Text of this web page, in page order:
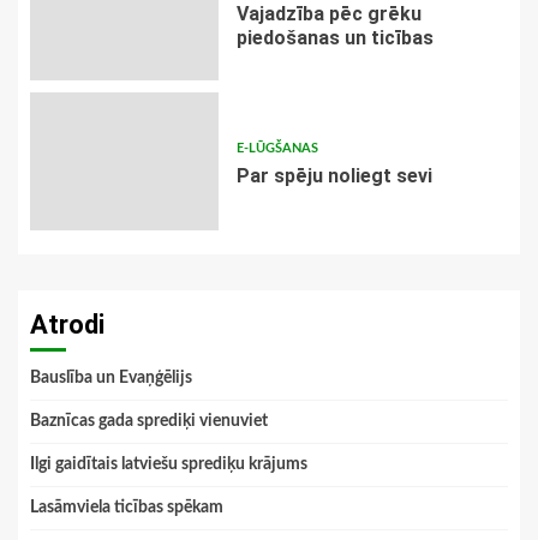
Vajadzība pēc grēku
piedošanas un ticības
E-LŪGŠANAS
Par spēju noliegt sevi
Atrodi
Bauslība un Evaņģēlijs
Baznīcas gada sprediķi vienuviet
Ilgi gaidītais latviešu sprediķu krājums
Lasāmviela ticības spēkam